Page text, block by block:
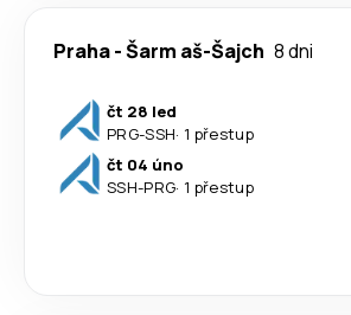
Praha-Šarm aš-Šajch 8 dni
čt 28 led
PRG-SSH· 1 přestup
čt 04 úno
SSH-PRG· 1 přestup